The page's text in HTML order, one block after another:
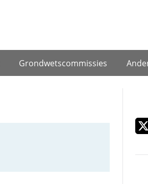
Grondwets­commissies